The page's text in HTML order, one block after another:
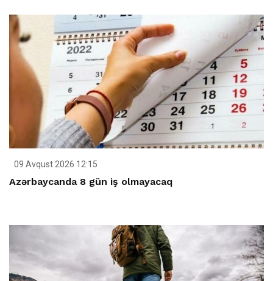
09 Avqust 2026 12:15
Azərbaycanda 8 gün iş olmayacaq